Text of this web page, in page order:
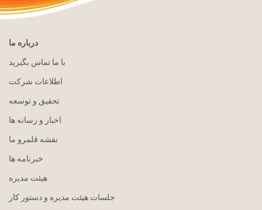
درباره ما
با ما تماس بگیرید
اطلاعات شرکت
تحقیق و توسعه
اخبار و رسانه ها
نقشه قلمرو ما
خبرنامه ها
هيئت مدیره
جلسات هیئت مدیره و دستور کار